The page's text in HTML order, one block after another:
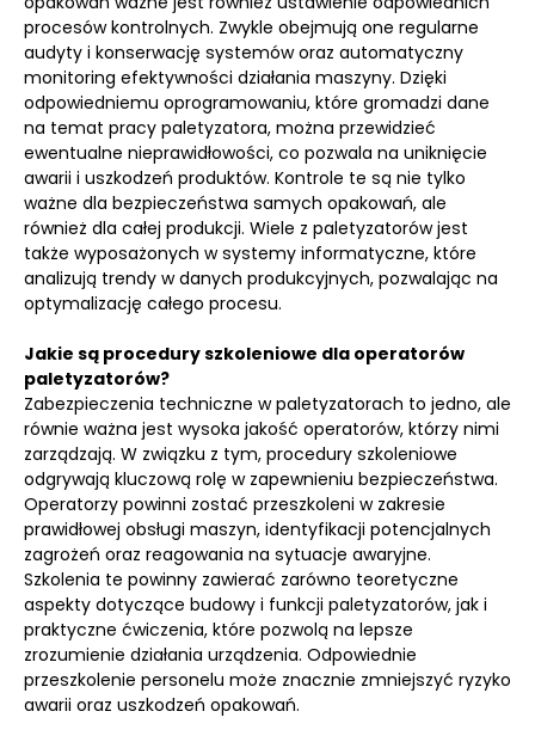
procesów kontrolnych. Zwykle obejmują one regularne
audyty i konserwację systemów oraz automatyczny
monitoring efektywności działania maszyny. Dzięki
odpowiedniemu oprogramowaniu, które gromadzi dane
na temat pracy paletyzatora, można przewidzieć
ewentualne nieprawidłowości, co pozwala na uniknięcie
awarii i uszkodzeń produktów. Kontrole te są nie tylko
ważne dla bezpieczeństwa samych opakowań, ale
również dla całej produkcji. Wiele z paletyzatorów jest
także wyposażonych w systemy informatyczne, które
analizują trendy w danych produkcyjnych, pozwalając na
optymalizację całego procesu.
Jakie są procedury szkoleniowe dla operatorów
paletyzatorów?
Zabezpieczenia techniczne w paletyzatorach to jedno, ale
równie ważna jest wysoka jakość operatorów, którzy nimi
zarządzają. W związku z tym, procedury szkoleniowe
odgrywają kluczową rolę w zapewnieniu bezpieczeństwa.
Operatorzy powinni zostać przeszkoleni w zakresie
prawidłowej obsługi maszyn, identyfikacji potencjalnych
zagrożeń oraz reagowania na sytuacje awaryjne.
Szkolenia te powinny zawierać zarówno teoretyczne
aspekty dotyczące budowy i funkcji paletyzatorów, jak i
praktyczne ćwiczenia, które pozwolą na lepsze
zrozumienie działania urządzenia. Odpowiednie
przeszkolenie personelu może znacznie zmniejszyć ryzyko
awarii oraz uszkodzeń opakowań.